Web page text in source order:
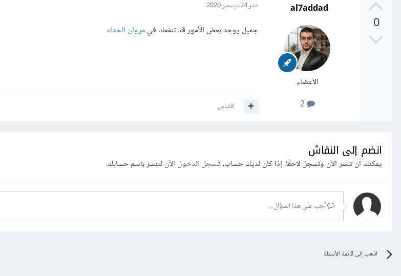
0
al7addad
الأعضاء
2
نشر24 ديسمبر 2020
جميل يوجد بعض الأمور قد تنفعك فيمروان الحداد
اقتباس
انضم إلى النقاش
يمكنك أن تنشر الآن وتسجل لاحقًا. إذا كان لديك حساب،فسجل الدخول الآنلتنشر باسم حسابك.
أجب على هذا السؤال...
اذهب إلى قائمة الأسئلة